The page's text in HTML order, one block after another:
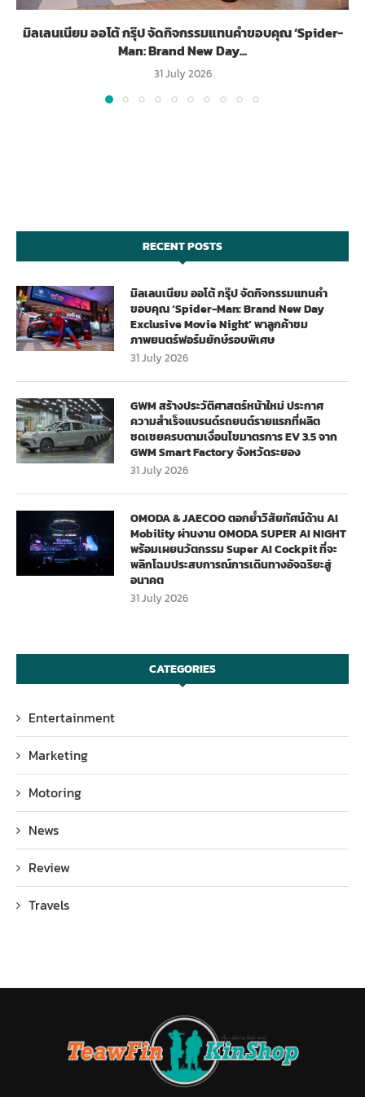
มิลเลนเนียม ออโต้ กรุ๊ป จัดกิจกรรมแทนคำขอบคุณ ‘Spider-
Man: Brand New Day...
31 July 2026
RECENT POSTS
มิลเลนเนียม ออโต้ กรุ๊ป จัดกิจกรรมแทนคำ
ขอบคุณ ‘Spider-Man: Brand New Day
Exclusive Movie Night’ พาลูกค้าชม
ภาพยนตร์ฟอร์มยักษ์รอบพิเศษ
31 July 2026
GWM สร้างประวัติศาสตร์หน้าใหม่ ประกาศ
ความสำเร็จแบรนด์รถยนต์รายแรกที่ผลิต
ชดเชยครบตามเงื่อนไขมาตรการ EV 3.5 จาก
GWM Smart Factory จังหวัดระยอง
31 July 2026
OMODA & JAECOO ตอกย้ำวิสัยทัศน์ด้าน AI
Mobility ผ่านงาน OMODA SUPER AI NIGHT
พร้อมเผยนวัตกรรม Super AI Cockpit ที่จะ
พลิกโฉมประสบการณ์การเดินทางอัจฉริยะสู่
อนาคต
31 July 2026
CATEGORIES
Entertainment
Marketing
Motoring
News
Review
Travels